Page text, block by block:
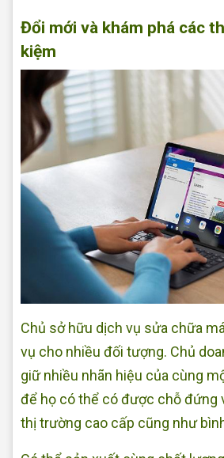
Đổi mới và khám phá các
kiệm
Chủ sở hữu dịch vụ sửa chữa
vụ cho nhiều đối tượng. Chủ
giữ nhiều nhãn hiệu của cùng
để họ có thể có được chỗ đứng
thị trường cao cấp cũng như